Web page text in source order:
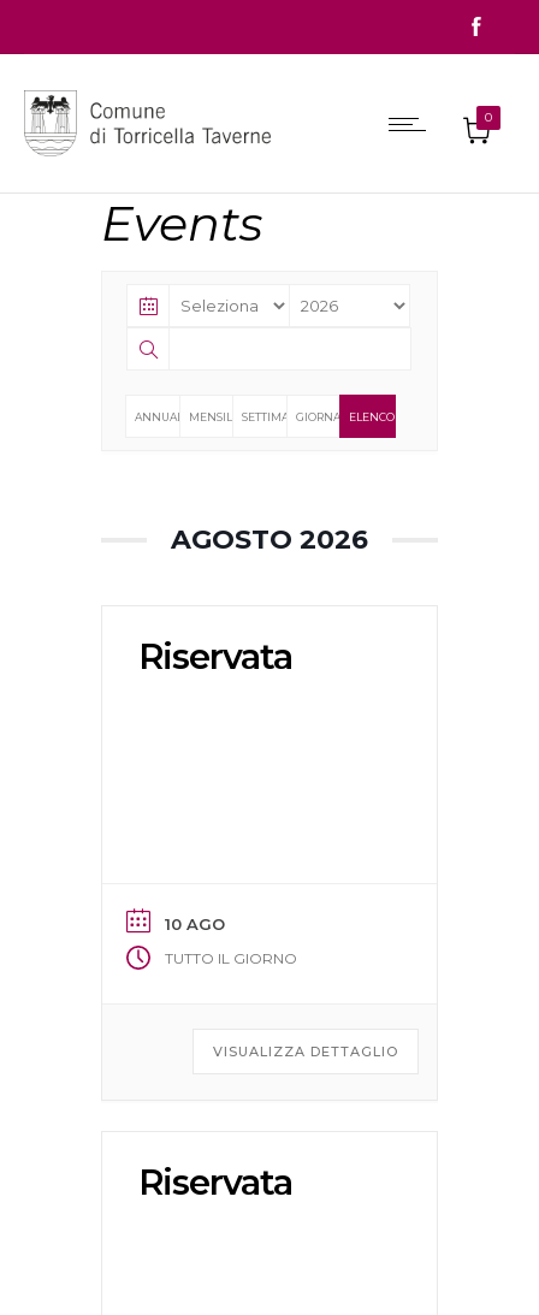
0
Events
ANNUALE MENSILE SETTIMANALEGIORNALIEROELENCO
AGOSTO 2026
Riservata
10 AGO
TUTTO IL GIORNO
VISUALIZZA DETTAGLIO
Riservata